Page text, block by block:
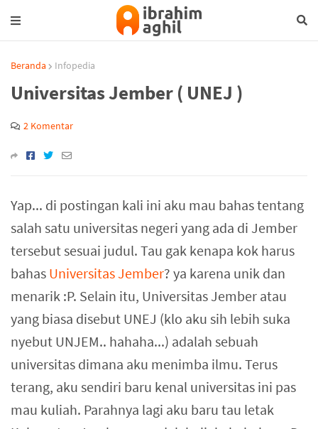
Beranda Infopedia
Universitas Jember ( UNEJ )
2 Komentar
Yap... di postingan kali ini aku mau bahas tentang
salah satu universitas negeri yang ada di Jember
tersebut sesuai judul. Tau gak kenapa kok harus
bahas Universitas Jember? ya karena unik dan
menarik :P. Selain itu, Universitas Jember atau
yang biasa disebut UNEJ (klo aku sih lebih suka
nyebut UNJEM.. hahaha...) adalah sebuah
universitas dimana aku menimba ilmu. Terus
terang, aku sendiri baru kenal universitas ini pas
mau kuliah. Parahnya lagi aku baru tau letak